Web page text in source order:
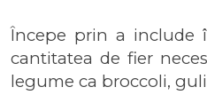
Începe prin a include
cantitatea de fier
legume ca broccoli,